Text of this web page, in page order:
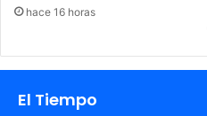
hace 16 horas
El Tiempo